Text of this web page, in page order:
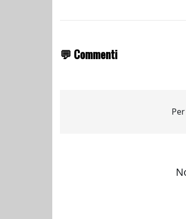
💬 Commenti